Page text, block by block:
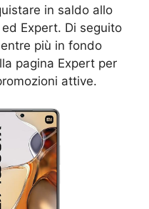
in saldo allo
Expert. Di seguito
più in fondo
pagina Expert per
attive.